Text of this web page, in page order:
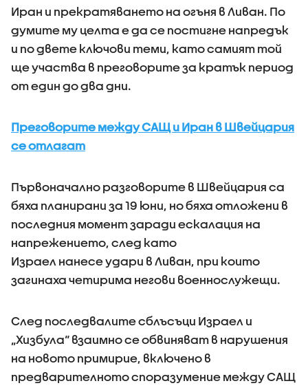
Иран и прекратяването на огъня в Ливан. По
думите му целта е да се постигне напредък
и по двете ключови теми, като самият той
ще участва в преговорите за кратък период
от един до два дни.
Преговорите между САЩ и Иран в Швейцария
се отлагат
Първоначално разговорите в Швейцария са
бяха планирани за 19 юни, но бяха отложени в
последния момент заради ескалация на
напрежението, след като
Израел нанесе удари в Ливан, при които
загинаха четирима негови военнослужещи.
След последвалите сблъсъци Израел и
„Хизбула“ взаимно се обвиняват в нарушения
на новото примирие, включено в
предварителното споразумение между САЩ